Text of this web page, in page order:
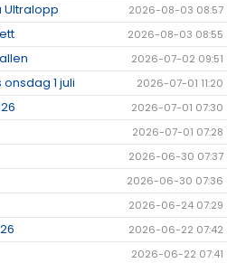
Ultralopp 2026-08-03 08:57
2026-08-03 08:55
2026-07-02 09:51
1 juli 2026-07-01 11:20
2026-07-01 07:30
2026-07-01 07:28
2026-06-30 07:37
2026-06-30 07:36
2026-06-24 07:29
2026-06-22 07:42
2026-06-22 07:41